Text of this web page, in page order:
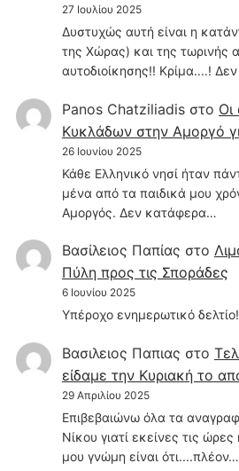
27 Ιουλίου 2025
Δυστυχώς αυτή είναι η
της Χώρας) και της τωρινής
αυτοδιοίκησης!! Κρίμα....!
Panos Chatziliadisστο Οι
Κυκλάδων στην Αμοργό
26 Ιουνίου 2025
Κάθε Ελληνικό νησί ήταν
μένα από τα παιδικά μου
Αμοργός. Δεν κατάφερα…
Βασίλειος Παπίας στο
Πύλη προς τις Σποράδες
6 Ιουνίου 2025
Υπέροχο ενημερωτικό
Βασιλειος Παπιας στο
είδαμε την Κυριακή το
29 Απριλίου 2025
Επιβεβαιώνω όλα τα
Νίκου γιατί εκείνες τις
μου γνώμη είναι ότι....πλέον…